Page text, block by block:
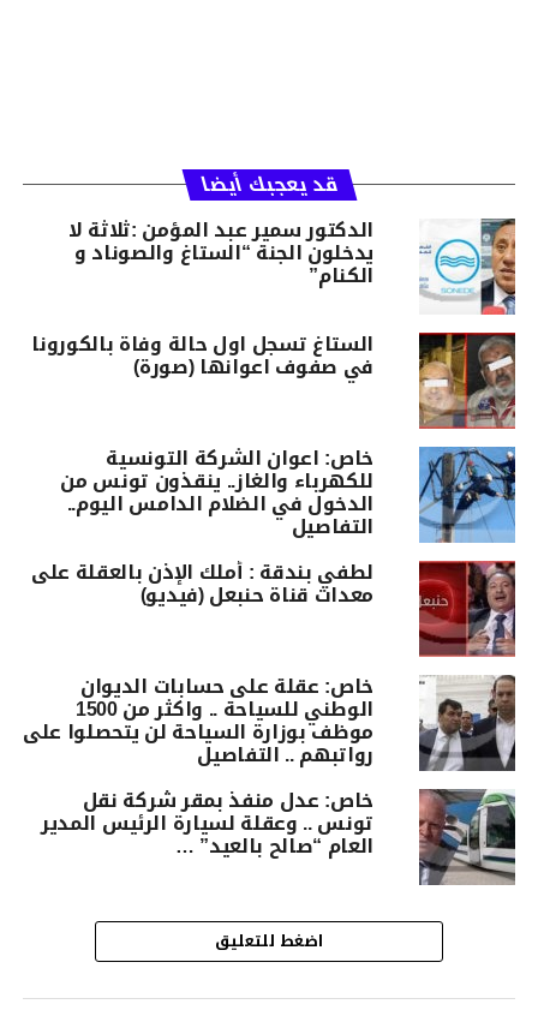
قد يعجبك أيضا
الدكتور سمير عبد المؤمن :ثلاثة لا
يدخلون الجنة “الستاغ والصوناد و
الكنام”
الستاغ تسجل اول حالة وفاة بالكورونا
في صفوف اعوانها (صورة)
خاص: اعوان الشركة التونسية
للكهرباء والغاز.. ينقذون تونس من
الدخول في الضلام الدامس اليوم..
التفاصيل
لطفي بندقة : أملك الإذن بالعقلة على
معدات قناة حنبعل (فيديو)
خاص: عقلة على حسابات الديوان
الوطني للسياحة .. واكثر من 1500
موظف بوزارة السياحة لن يتحصلوا على
رواتبهم .. التفاصيل
خاص: عدل منفذ بمقر شركة نقل
تونس .. وعقلة لسيارة الرئيس المدير
العام “صالح بالعيد” …
اضغط للتعليق